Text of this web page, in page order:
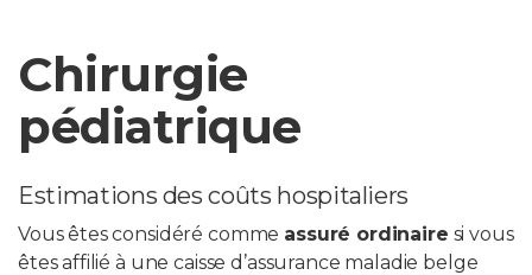
Crèches
Pôle enfance et adolescence
Projets IA
Chirurgie
pédiatrique
Estimations des coûts hospitaliers
Vous êtes considéré comme assuré ordinaire si vous
êtes affilié à une caisse d’assurance maladie belge